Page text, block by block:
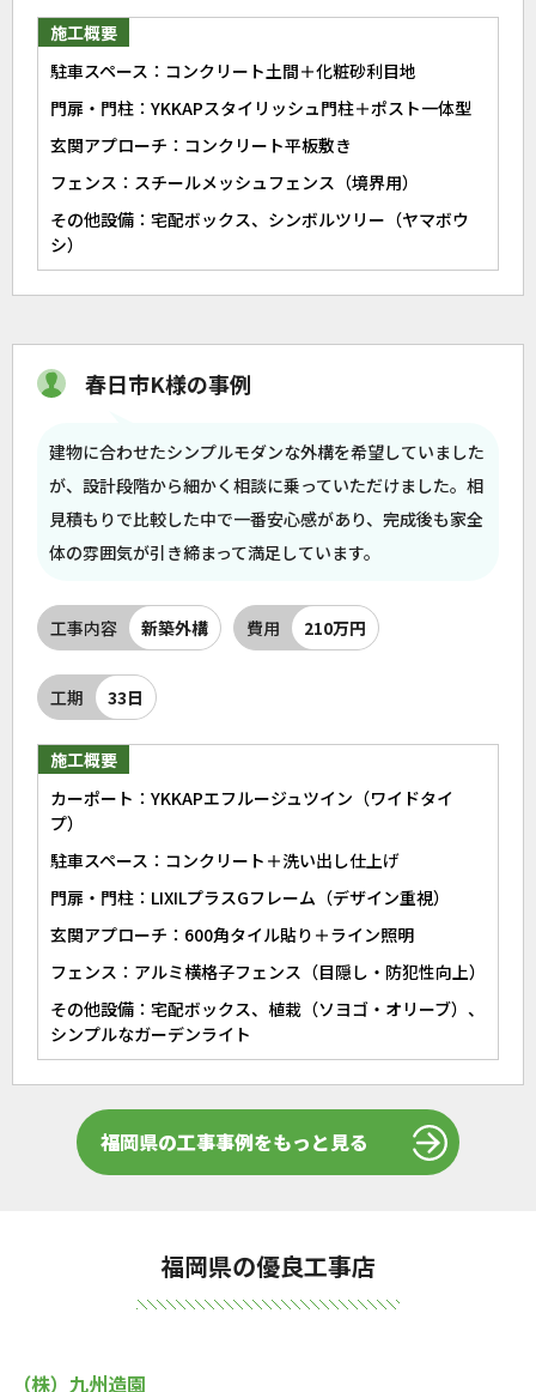
施工概要
駐車スペース：コンクリート土間＋化粧砂利目地
門扉・門柱：YKKAPスタイリッシュ門柱＋ポスト一体型
玄関アプローチ：コンクリート平板敷き
フェンス：スチールメッシュフェンス（境界用）
その他設備：宅配ボックス、シンボルツリー（ヤマボウ
シ）
春日市K様の事例
建物に合わせたシンプルモダンな外構を希望していました
が、設計段階から細かく相談に乗っていただけました。相
見積もりで比較した中で一番安心感があり、完成後も家全
体の雰囲気が引き締まって満足しています。
工事内容 新築外構 費用 210万円
工期 33日
施工概要
カーポート：YKKAPエフルージュツイン（ワイドタイ
プ）
駐車スペース：コンクリート＋洗い出し仕上げ
門扉・門柱：LIXILプラスGフレーム（デザイン重視）
玄関アプローチ：600角タイル貼り＋ライン照明
フェンス：アルミ横格子フェンス（目隠し・防犯性向上）
その他設備：宅配ボックス、植栽（ソヨゴ・オリーブ）、
シンプルなガーデンライト
福岡県の工事事例をもっと見る
福岡県の優良工事店
（株）九州造園